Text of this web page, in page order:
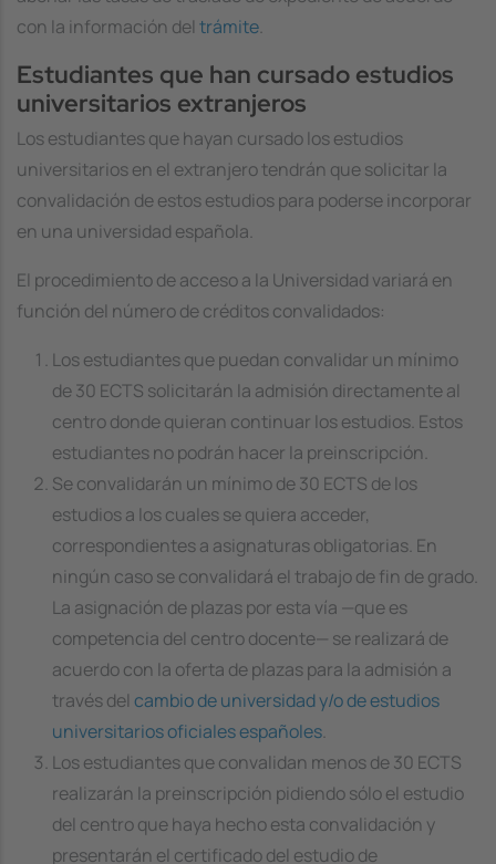
con la información del trámite.
Estudiantes que han cursado estudios
universitarios extranjeros
Los estudiantes que hayan cursado los estudios
universitarios en el extranjero tendrán que solicitar la
convalidación de estos estudios para poderse incorporar
en una universidad española.
El procedimiento de acceso a la Universidad variará en
función del número de créditos convalidados:
Los estudiantes que puedan convalidar un mínimo
de 30 ECTS solicitarán la admisión directamente al
centro donde quieran continuar los estudios. Estos
estudiantes no podrán hacer la preinscripción.
Se convalidarán un mínimo de 30 ECTS de los
estudios a los cuales se quiera acceder,
correspondientes a asignaturas obligatorias. En
ningún caso se convalidará el trabajo de fin de grado.
La asignación de plazas por esta vía —que es
competencia del centro docente— se realizará de
acuerdo con la oferta de plazas para la admisión a
través del cambio de universidad y/o de estudios
universitarios oficiales españoles.
Los estudiantes que convalidan menos de 30 ECTS
realizarán la preinscripción pidiendo sólo el estudio
del centro que haya hecho esta convalidación y
presentarán el certificado del estudio de